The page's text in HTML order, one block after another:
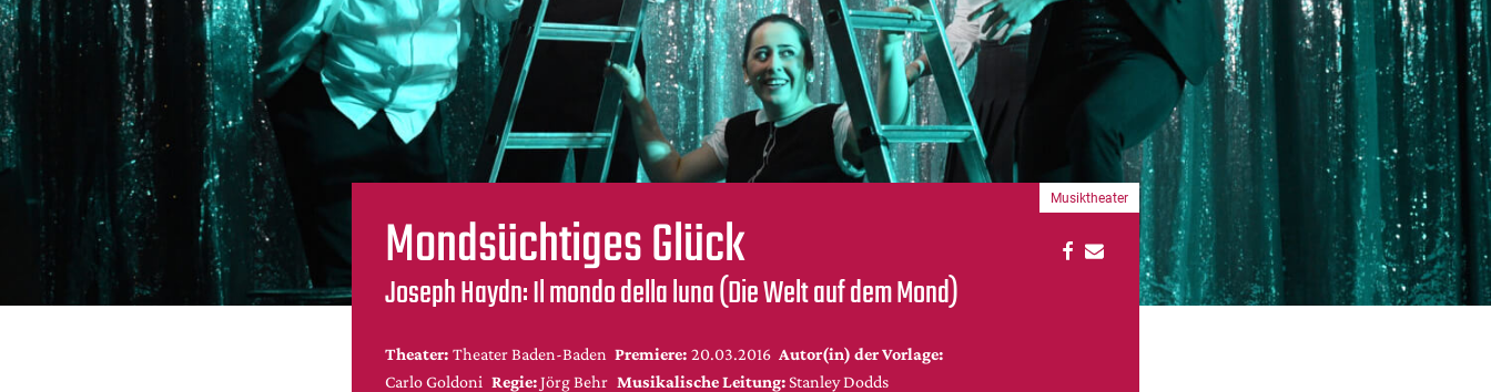
Mondsüchtiges Glück
Joseph Haydn: Il mondo della luna (Die Welt auf dem Mond)
Theater: Theater Baden-Baden Premiere: 20.03.2016 Autor(in) der Vorlage:
Carlo Goldoni Regie: Jörg Behr Musikalische Leitung: Stanley Dodds
Musiktheater